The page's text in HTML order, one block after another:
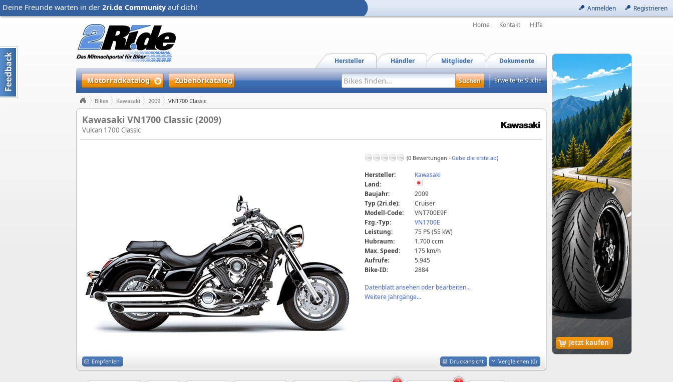
Anmelden Registrieren
Deine Freunde warten in der 2ri.de Community auf dich!
Jetzt kaufen
Home Kontakt Hilfe
Dokumente
Mitglieder
Händler
Hersteller
Motorradkatalog Zubehörkatalog Erweiterte Suche
Bikes Kawasaki 2009 VN1700 Classic
Kawasaki VN1700 Classic (2009)
Vulcan 1700 Classic
(0 Bewertungen - Gebe die erste ab)
Hersteller:
Kawasaki
Land:
Baujahr:
2009
Typ (2ri.de):
Cruiser
Modell-Code:
VNT700E9F
Fzg.-Typ:
VN1700E
Leistung:
75 PS (55 kW)
Hubraum:
1.700 ccm
Max. Speed:
175 km/h
Aufrufe:
5.945
Bike-ID:
2884
Datenblatt ansehen oder bearbeiten...
Weitere Jahrgänge...
Druckansicht Vergleichen (0)
Empfehlen